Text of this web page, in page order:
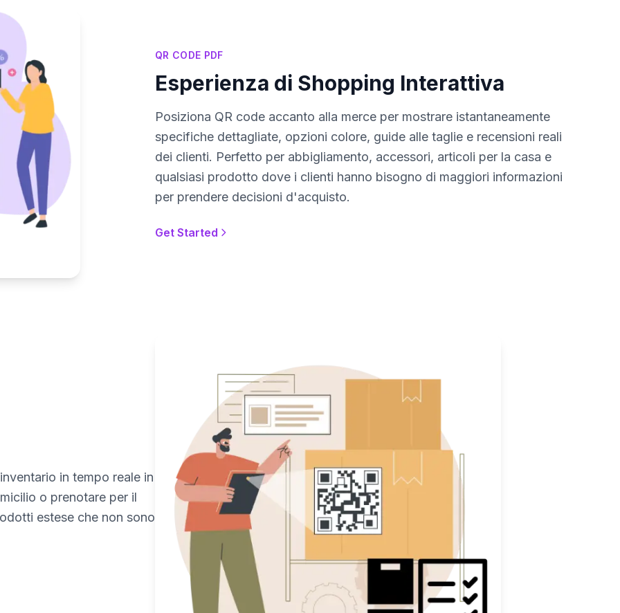
QR CODE PDF
Esperienza di Shopping Interattiva
Posiziona QR code accanto alla merce per mostrare istantaneamente
specifiche dettagliate, opzioni colore, guide alle taglie e recensioni reali
dei clienti. Perfetto per abbigliamento, accessori, articoli per la casa e
qualsiasi prodotto dove i clienti hanno bisogno di maggiori informazioni
per prendere decisioni d'acquisto.
Get Started
in tempo reale in
o prenotare per il
estese che non sono